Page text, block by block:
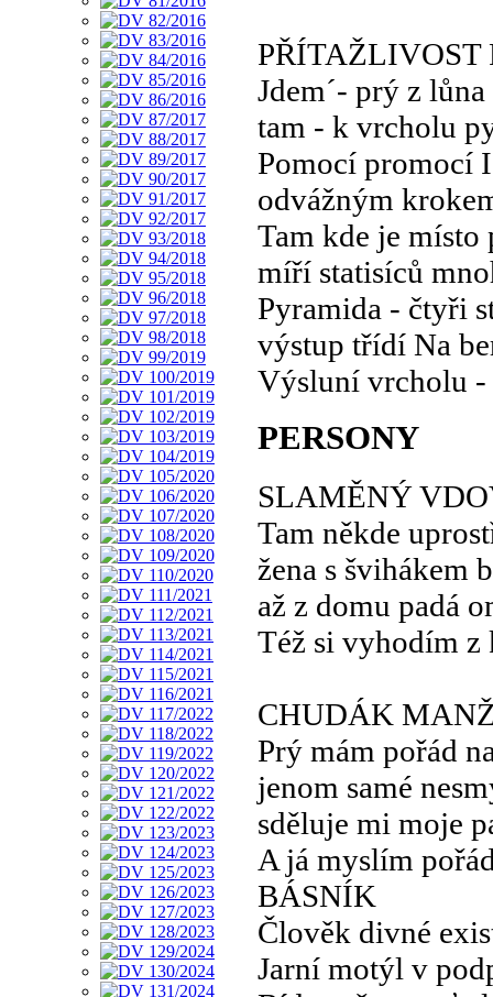
Jdem´- prý z
tam - k vrcholu
Pomocí promocí
odvážným
Tam kde je místo
míří statisíců
Pyramida - čtyři
výstup třídí Na
Výsluní vrcholu -
PERSONY
SLAMĚNÝ
Tam někde
žena s švihákem
až z domu padá
Též si vyhodím z
CHUDÁK
Prý mám pořád
jenom samé
sděluje mi moje
A já myslím
BÁSNÍK
Člověk divné
Jarní motýl v